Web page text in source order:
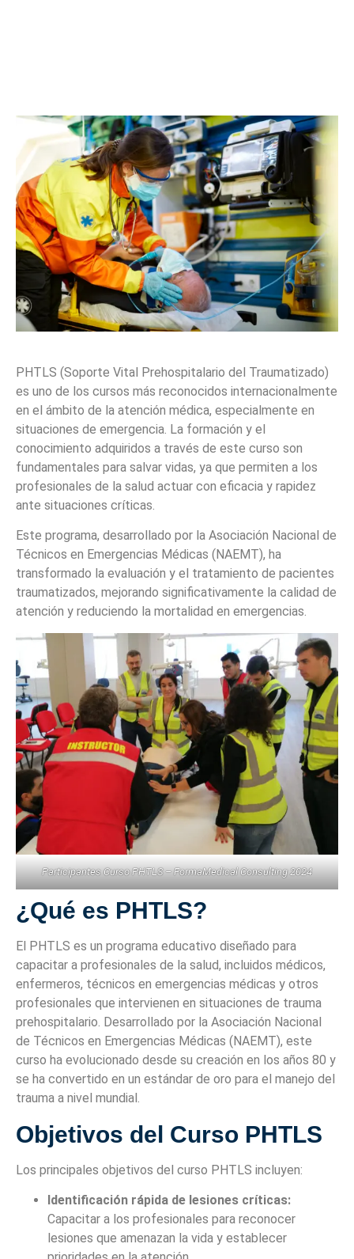
PHTLS (Soporte Vital Prehospitalario del Traumatizado)
es uno de los cursos más reconocidos internacionalmente
en el ámbito de la atención médica, especialmente en
situaciones de emergencia. La formación y el
conocimiento adquiridos a través de este curso son
fundamentales para salvar vidas, ya que permiten a los
profesionales de la salud actuar con eficacia y rapidez
ante situaciones críticas.
Este programa, desarrollado por la Asociación Nacional de
Técnicos en Emergencias Médicas (NAEMT), ha
transformado la evaluación y el tratamiento de pacientes
traumatizados, mejorando significativamente la calidad de
atención y reduciendo la mortalidad en emergencias.
Participantes Curso PHTLS – FormaMedical Consulting 2024
¿Qué es PHTLS?
El PHTLS es un programa educativo diseñado para
capacitar a profesionales de la salud, incluidos médicos,
enfermeros, técnicos en emergencias médicas y otros
profesionales que intervienen en situaciones de trauma
prehospitalario. Desarrollado por la Asociación Nacional
de Técnicos en Emergencias Médicas (NAEMT), este
curso ha evolucionado desde su creación en los años 80 y
se ha convertido en un estándar de oro para el manejo del
trauma a nivel mundial.
Objetivos del Curso PHTLS
Los principales objetivos del curso PHTLS incluyen:
Identificación rápida de lesiones críticas:
Capacitar a los profesionales para reconocer
lesiones que amenazan la vida y establecer